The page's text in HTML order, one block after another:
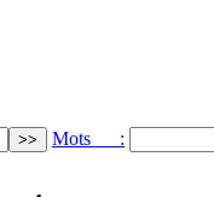
Mots :